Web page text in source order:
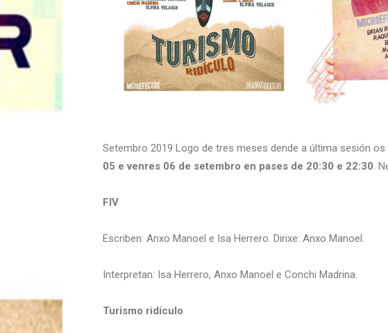
Setembro 2019 Logo de tres meses dende a última sesión os
05 e venres 06 de setembro en pases de 20:30 e 22:30.
FIV
Escriben: Anxo Manoel e Isa Herrero. Dirixe: Anxo Manoel.
Interpretan: Isa Herrero, Anxo Manoel e Conchi Madrina.
Turismo ridículo